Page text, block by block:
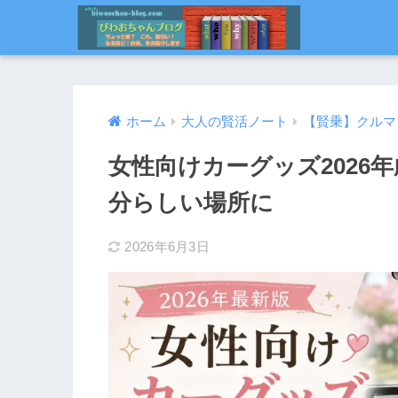
ホーム 大人の賢活ノート 【賢乗】クル
女性向けカーグッズ2026
分らしい場所に
2026年6月3日